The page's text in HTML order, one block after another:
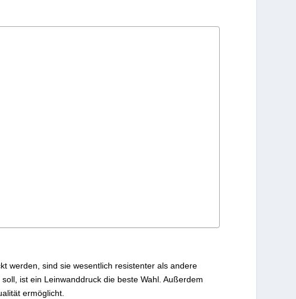
werden, sind sie wesentlich resistenter als andere
ist ein Leinwanddruck die beste Wahl. Außerdem
ermöglicht.